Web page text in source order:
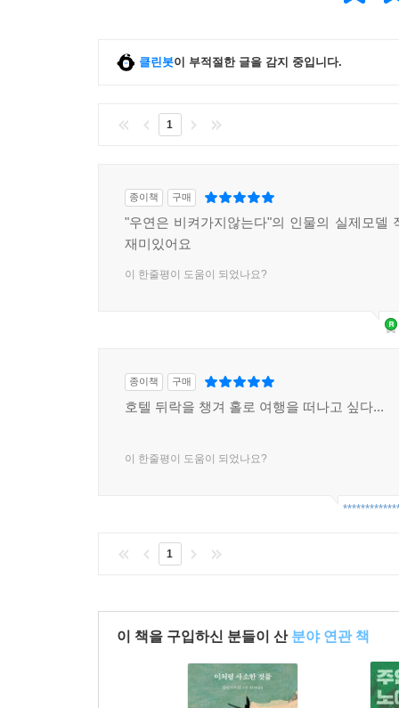
클린봇이 부적절한 글을 감지 중입니다.
1
종이책 구매
"우연은 비켜가지않는다"의 인물의 실제모델
재미있어요
이 한줄평이 도움이 되었나요?
종이책 구매
호텔 뒤락을 챙겨 홀로 여행을 떠나고 싶다...
이 한줄평이 도움이 되었나요?
1
이 책을 구입하신 분들이 산 분야 연관 책